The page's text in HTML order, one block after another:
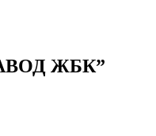
ЖБК”